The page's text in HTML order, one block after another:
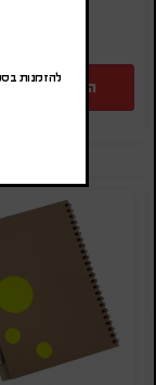
הוספה להצעת
להזמנות